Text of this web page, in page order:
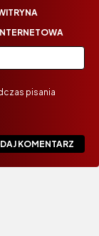
pisania